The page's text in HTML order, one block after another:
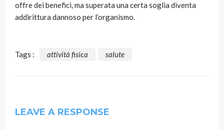
offre dei benefici, ma superata una certa soglia diventa
addirittura dannoso per l’organismo.
Tags : attività fisica salute
LEAVE A RESPONSE